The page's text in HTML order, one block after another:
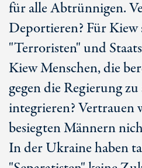
für alle Abtrünnigen.
Deportieren? Für Kiew
"Terroristen" und
Kiew Menschen, die
gegen die Regierung
integrieren? Vertrauen
besiegten Männern
In der Ukraine haben